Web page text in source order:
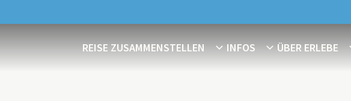
REISE ZUSAMMENSTELLEN INFOS ÜBER ERLEBE